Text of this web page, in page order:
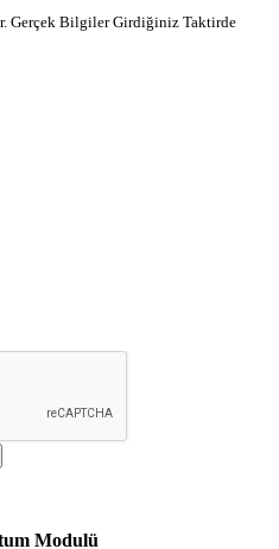
Gerçek Bilgiler Girdiğiniz Taktirde
Modulü